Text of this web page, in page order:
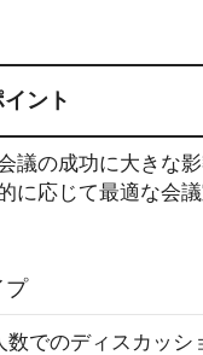
ント
議の成功に大きな影
に応じて最適な会
プ
数でのディスカッシ